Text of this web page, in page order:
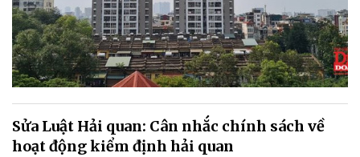
Sửa Luật Hải quan: Cân nhắc chính sách về
hoạt động kiểm định hải quan